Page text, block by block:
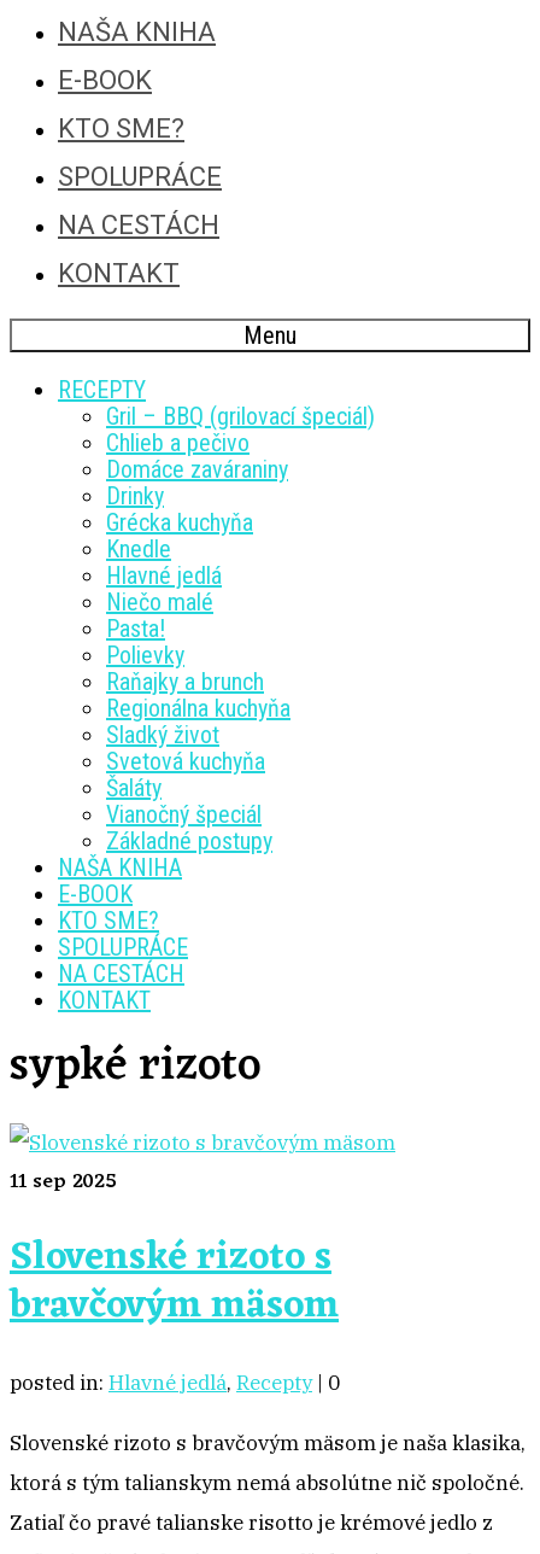
NAŠA KNIHA
E-BOOK
KTO SME?
SPOLUPRÁCE
NA CESTÁCH
KONTAKT
Menu
RECEPTY
Gril – BBQ (grilovací špeciál)
Chlieb a pečivo
Domáce zaváraniny
Drinky
Grécka kuchyňa
Knedle
Hlavné jedlá
Niečo malé
Pasta!
Polievky
Raňajky a brunch
Regionálna kuchyňa
Sladký život
Svetová kuchyňa
Šaláty
Vianočný špeciál
Základné postupy
NAŠA KNIHA
E-BOOK
KTO SME?
SPOLUPRÁCE
NA CESTÁCH
KONTAKT
sypké rizoto
11 sep 2025
Slovenské rizoto s
bravčovým mäsom
posted in: Hlavné jedlá, Recepty | 0
Slovenské rizoto s bravčovým mäsom je naša klasika,
ktorá s tým talianskym nemá absolútne nič spoločné.
Zatiaľ čo pravé talianske risotto je krémové jedlo z